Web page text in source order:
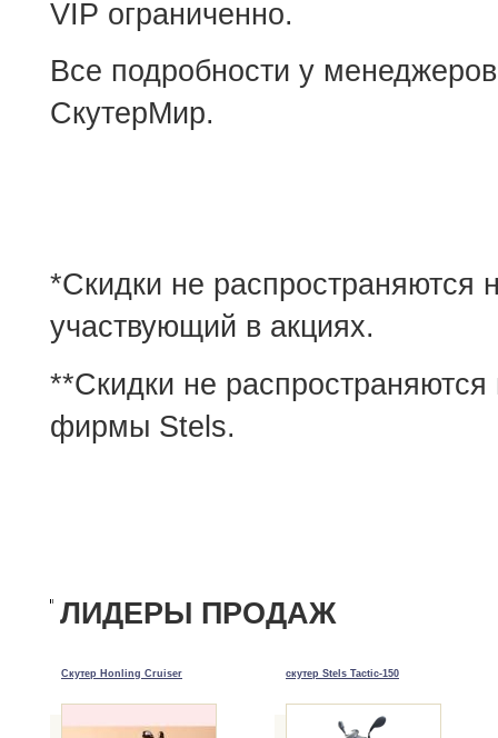
VIP ограниченно.
Все подробности у
СкутерМир.
*Скидки не распространяются
участвующий в акциях.
**Скидки не распространяются
фирмы Stels.
ЛИДЕРЫ ПРОДАЖ
Скутер Honling Cruiser скутер Stels Tactic-150